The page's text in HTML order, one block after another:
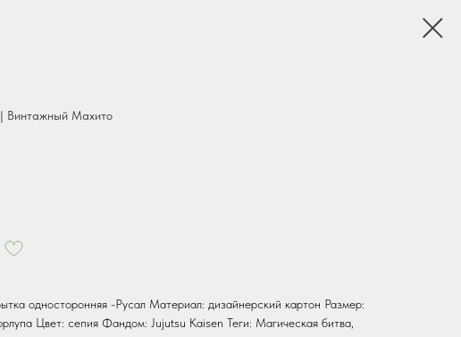
Махито
односторонняя -Русал Материал: дизайнерский картон Размер:
Цвет: сепия Фандом: Jujutsu Kaisen Теги: Магическая битва,